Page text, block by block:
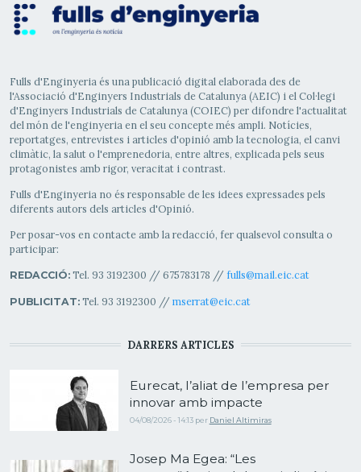
Fulls d'Enginyeria és una publicació digital elaborada des de
l'Associació d'Enginyers Industrials de Catalunya (AEIC) i el Col·legi
d'Enginyers Industrials de Catalunya (COIEC) per difondre l'actualitat
del món de l'enginyeria en el seu concepte més ampli. Notícies,
reportatges, entrevistes i articles d'opinió amb la tecnologia, el canvi
climàtic, la salut o l'emprenedoria, entre altres, explicada pels seus
protagonistes amb rigor, veracitat i contrast.
Fulls d'Enginyeria no és responsable de les idees expressades pels
diferents autors dels articles d'Opinió.
Per posar-vos en contacte amb la redacció, fer qualsevol consulta o
participar:
REDACCIÓ:Tel. 93 3192300 // 675783178 // fulls@mail.eic.cat
PUBLICITAT:Tel. 93 3192300 // mserrat@eic.cat
DARRERS ARTICLES
Eurecat, l’aliat de l’empresa per
innovar amb impacte
04/08/2026 - 14:13 per Daniel Altimiras
Josep Ma Egea: “Les